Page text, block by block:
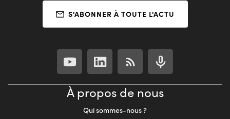
S'ABONNER À TOUTE L'ACTU
À propos de nous
Qui sommes-nous ?